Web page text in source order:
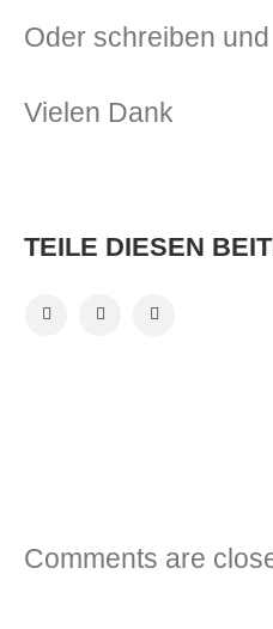
Oder schreiben
Vielen Dank
TEILE DIESEN
Comments are